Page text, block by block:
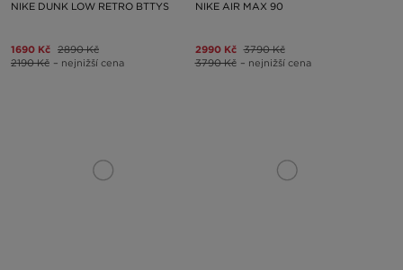
NIKE DUNK LOW RETRO BTTYS
1690 Kč 2890 Kč
2190 Kč – nejnižší cena
NIKE AIR MAX 90
2990 Kč 3790 Kč
3790 Kč – nejnižší cena